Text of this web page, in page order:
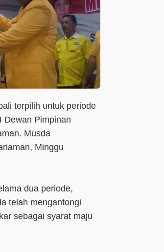
terpilih untuk periode
Dewan Pimpinan
Musda
Minggu
dua periode,
telah mengantongi
sebagai syarat maju